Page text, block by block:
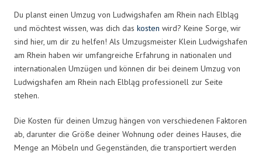
Du planst einen Umzug von Ludwigshafen am Rhein nach Elbląg
und möchtest wissen, was dich das kosten wird? Keine Sorge, wir
sind hier, um dir zu helfen! Als Umzugsmeister Klein Ludwigshafen
am Rhein haben wir umfangreiche Erfahrung in nationalen und
internationalen Umzügen und können dir bei deinem Umzug von
Ludwigshafen am Rhein nach Elbląg professionell zur Seite
stehen.
Die Kosten für deinen Umzug hängen von verschiedenen Faktoren
ab, darunter die Größe deiner Wohnung oder deines Hauses, die
Menge an Möbeln und Gegenständen, die transportiert werden